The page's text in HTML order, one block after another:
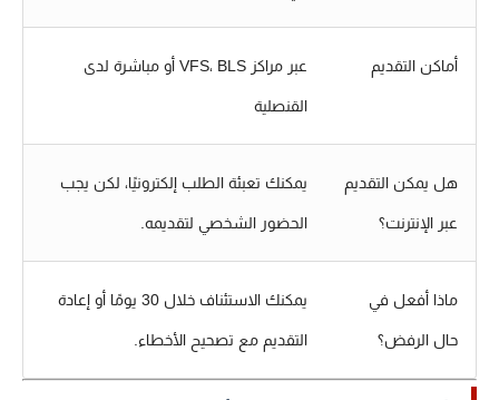
أماكن التقديم عبر مراكز VFS، BLS أو مباشرة لدى
القنصلية
هل يمكن التقديم
عبر الإنترنت؟
يمكنك تعبئة الطلب إلكترونيًا، لكن يجب
الحضور الشخصي لتقديمه.
ماذا أفعل في
حال الرفض؟
يمكنك الاستئناف خلال 30 يومًا أو إعادة
التقديم مع تصحيح الأخطاء.